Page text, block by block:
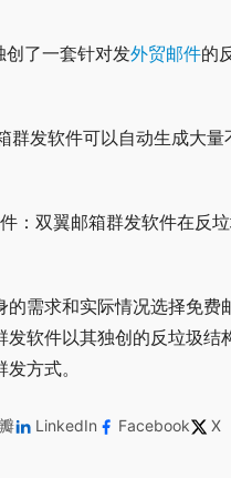
创了一套针对发外贸邮件的
发软件可以自动生成大
：双翼邮箱群发软件在反
需求和实际情况选择免
软件以其独创的反垃圾
方式。
LinkedIn Facebook X